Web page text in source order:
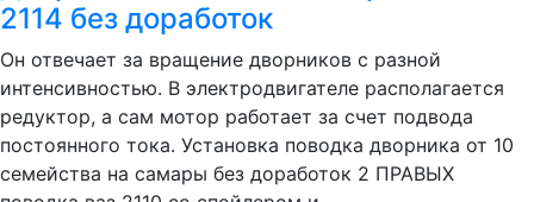
2114 без доработок
Он отвечает за вращение дворников с разной
интенсивностью. В электродвигателе располагается
редуктор, а сам мотор работает за счет подвода
постоянного тока. Установка поводка дворника от 10
семейства на самары без доработок 2 ПРАВЫХ